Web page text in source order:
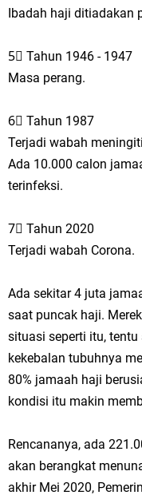
Ibadah haji ditiadakan
5⃣ Tahun 1946 - 1947
Masa perang.
6⃣ Tahun 1987
Terjadi wabah
Ada 10.000 calon
terinfeksi.
7⃣ Tahun 2020
Terjadi wabah Corona.
Ada sekitar 4 juta
saat puncak haji.
situasi seperti itu,
kekebalan tubuhnya
80% jamaah haji
kondisi itu makin
Rencananya, ada
akan berangkat
akhir Mei 2020,